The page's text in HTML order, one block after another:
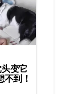
变它
不到！